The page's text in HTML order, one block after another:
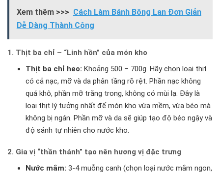
Xem thêm >>> Cách Làm Bánh Bông Lan Đơn Giản
Dễ Dàng Thành Công
1. Thịt ba chỉ – “Linh hồn” của món kho
Thịt ba chỉ heo: Khoảng 500 – 700g. Hãy chọn loại thịt
có cả nạc, mỡ và da phân tầng rõ rệt. Phần nạc không
quá khô, phần mỡ trắng trong, không có mùi lạ. Đây là
loại thịt lý tưởng nhất để món kho vừa mềm, vừa béo mà
không bị ngán. Phần mỡ và da sẽ giúp tạo độ béo ngậy và
độ sánh tự nhiên cho nước kho.
2. Gia vị “thần thánh” tạo nên hương vị đặc trưng
Nước mắm: 3-4 muỗng canh (chọn loại nước mắm ngon,